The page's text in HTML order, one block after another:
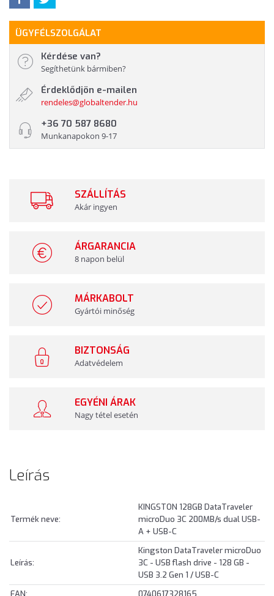
ÜGYFÉLSZOLGÁLAT
Kérdése van?
Segíthetünk bármiben?
Érdeklődjön e-mailen
rendeles@globaltender.hu
+36 70 587 8680
Munkanapokon 9-17
SZÁLLÍTÁS
Akár ingyen
ÁRGARANCIA
8 napon belül
MÁRKABOLT
Gyártói minőség
BIZTONSÁG
Adatvédelem
EGYÉNI ÁRAK
Nagy tétel esetén
Leírás
Termék neve:
KINGSTON 128GB DataTraveler
microDuo 3C 200MB/s dual USB-
A + USB-C
Leírás:
Kingston DataTraveler microDuo
3C - USB flash drive - 128 GB -
USB 3.2 Gen 1 / USB-C
EAN:
0740617328165